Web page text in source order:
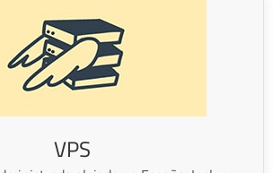
VPS